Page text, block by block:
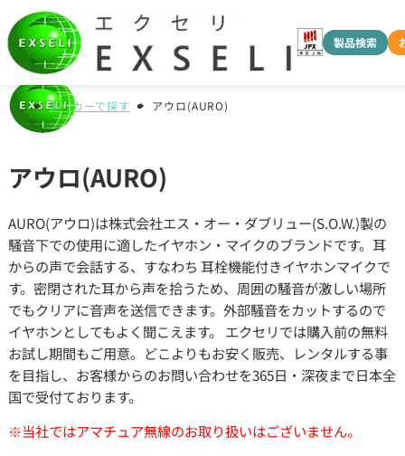
製品検索
メーカーで探す アウロ(AURO)
アウロ(AURO)
AURO(アウロ)は株式会社エス・オー・ダブリュー(S.O.W.)製の
騒音下での使用に適したイヤホン・マイクのブランドです。耳
からの声で会話する、すなわち 耳栓機能付きイヤホンマイクで
す。密閉された耳から声を拾うため、周囲の騒音が激しい場所
でもクリアに音声を送信できます。外部騒音をカットするので
イヤホンとしてもよく聞こえます。 エクセリでは購入前の無料
お試し期間もご用意。どこよりもお安く販売、レンタルする事
を目指し、お客様からのお問い合わせを365日・深夜まで日本全
国で受付ております。
※当社ではアマチュア無線のお取り扱いはございません。